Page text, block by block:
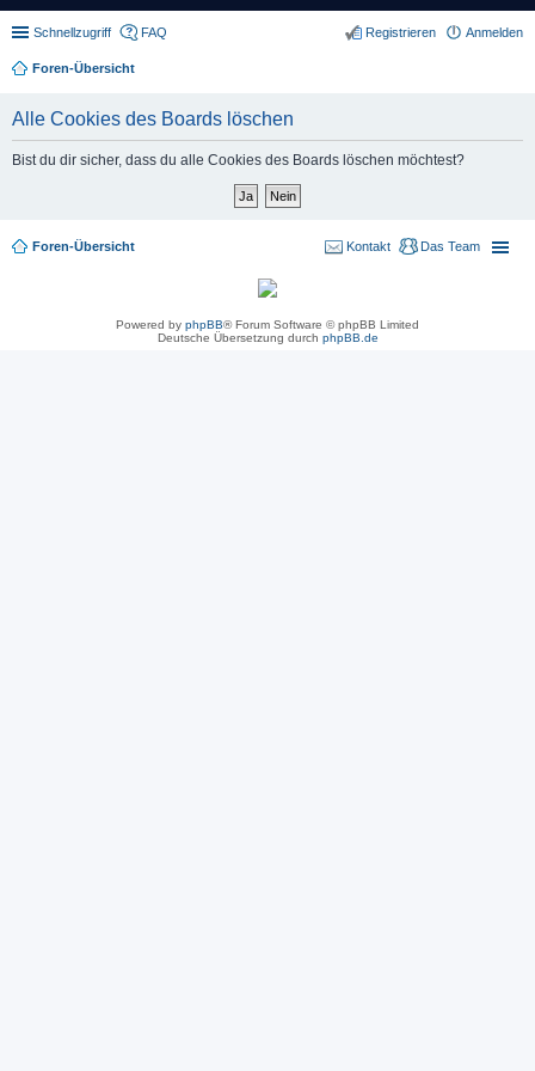
Schnellzugriff FAQ Anmelden
Registrieren
Foren-Übersicht
Alle Cookies des Boards löschen
Bist du dir sicher, dass du alle Cookies des Boards löschen möchtest?
Foren-Übersicht Das Team
Kontakt
Powered by phpBB® Forum Software © phpBB Limited
Deutsche Übersetzung durch phpBB.de